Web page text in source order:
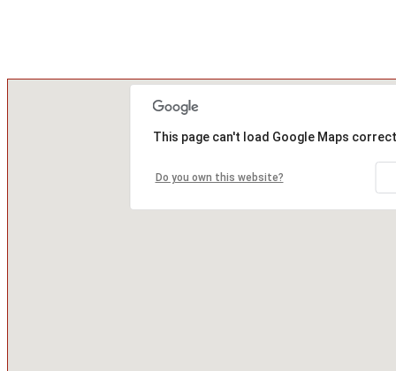
This page can't load Google Maps
Do you own this website?